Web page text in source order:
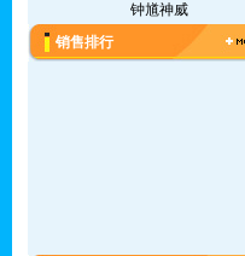
钟馗神威
销售排行